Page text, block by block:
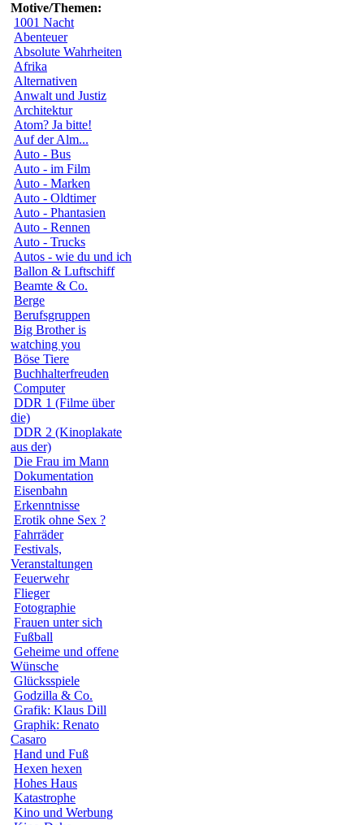
Motive/Themen:
1001 Nacht
Abenteuer
Absolute Wahrheiten
Afrika
Alternativen
Anwalt und Justiz
Architektur
Atom? Ja bitte!
Auf der Alm...
Auto - Bus
Auto - im Film
Auto - Marken
Auto - Oldtimer
Auto - Phantasien
Auto - Rennen
Auto - Trucks
Autos - wie du und ich
Ballon & Luftschiff
Beamte & Co.
Berge
Berufsgruppen
Big Brother is
watching you
Böse Tiere
Buchhalterfreuden
Computer
DDR 1 (Filme über
die)
DDR 2 (Kinoplakate
aus der)
Die Frau im Mann
Dokumentation
Eisenbahn
Erkenntnisse
Erotik ohne Sex ?
Fahrräder
Festivals,
Veranstaltungen
Feuerwehr
Flieger
Fotographie
Frauen unter sich
Fußball
Geheime und offene
Wünsche
Glücksspiele
Godzilla & Co.
Grafik: Klaus Dill
Graphik: Renato
Casaro
Hand und Fuß
Hexen hexen
Hohes Haus
Katastrophe
Kino und Werbung